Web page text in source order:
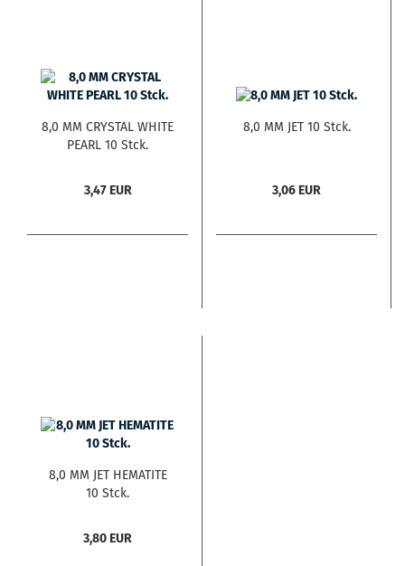
8,0 MM CRYSTAL WHITE
PEARL 10 Stck.
3,47 EUR
8,0 MM JET 10 Stck.
3,06 EUR
8,0 MM JET HEMATITE
10 Stck.
3,80 EUR